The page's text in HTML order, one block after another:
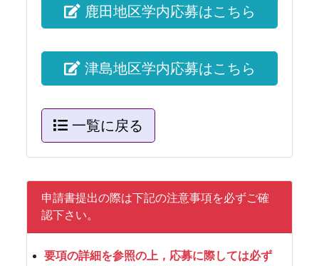
鹿田地区学内応募はこちら
津島地区学内応募はこちら
一覧に戻る
申請書提出の際は下記の注意事項を必ずご確
認下さい。
要項の詳細を参照の上，応募に際しては必ず